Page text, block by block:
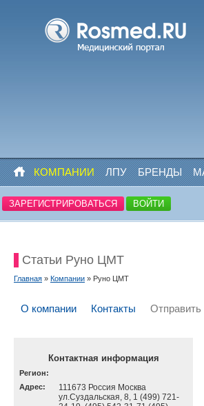
КОМПАНИИ ЛПУ БРЕНДЫ
ЗАРЕГИСТРИРОВАТЬСЯ ВОЙТИ
Статьи Руно ЦМТ
Главная » Компании » Руно ЦМТ
О компании Контакты
Контактная информация
Регион:
Адрес:
111673 Россия Москва
ул.Суздальская, 8, 1 (499) 721-